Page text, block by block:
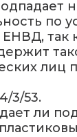
по
так
3/53.
ли